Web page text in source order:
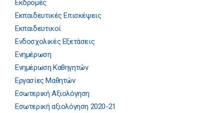
Εκδρομές
Εκπαιδευτικές Επισκέψεις
Εκπαιδευτικοί
Ενδοσχολικές Εξετάσεις
Ενημέρωση
Ενημέρωση Καθηγητών
Εργασίες Μαθητών
Εσωτερική Αξιολόγηση
Εσωτερική αξιολόγηση 2020-21